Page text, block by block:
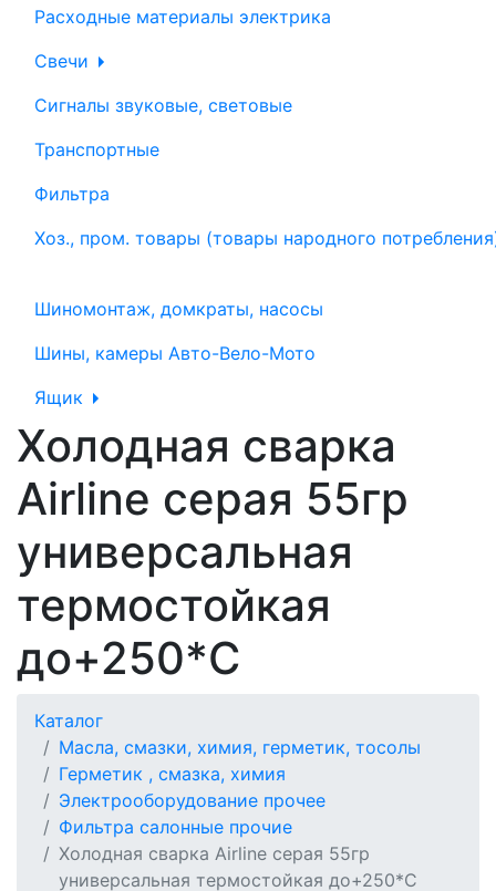
Расходные материалы электрика
Свечи
Сигналы звуковые, световые
Транспортные
Фильтра
Хоз., пром. товары (товары народного
Шиномонтаж, домкраты, насосы
Шины, камеры Авто-Вело-Мото
Ящик
Холодная сварка
Airline серая 55гр
универсальная
термостойкая
до+250*С
Каталог
Масла, смазки, химия, герметик, тосолы
Герметик , смазка, химия
Электрооборудование прочее
Фильтра салонные прочие
Холодная сварка Airline серая 55гр
универсальная термостойкая до+250*С